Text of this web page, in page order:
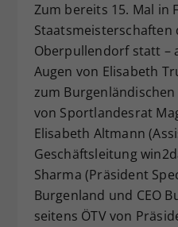
Zum bereits 15. Mal in
Staatsmeisterschaften
Oberpullendorf statt –
Augen von Elisabeth
zum
von Sportlandesrat
Elisabeth Altmann
Geschäftsleitung
Sharma (Präsident
Burgenland und CEO
seitens ÖTV von